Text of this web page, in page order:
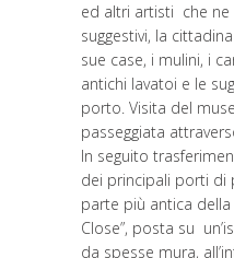
ed altri artisti che
suggestivi, la
sue case, i mulini, i
antichi lavatoi e le
porto. Visita del
passeggiata
In seguito
dei principali porti di
parte più antica
Close”, posta su
da spesse mura,